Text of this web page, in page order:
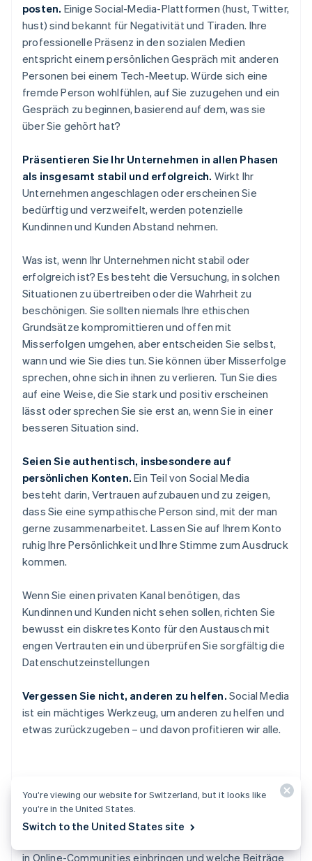
posten. Einige Social-Media-Plattformen (hust, Twitter,
hust) sind bekannt für Negativität und Tiraden. Ihre
professionelle Präsenz in den sozialen Medien
entspricht einem persönlichen Gespräch mit anderen
Personen bei einem Tech-Meetup. Würde sich eine
fremde Person wohlfühlen, auf Sie zuzugehen und ein
Gespräch zu beginnen, basierend auf dem, was sie
über Sie gehört hat?
Präsentieren Sie Ihr Unternehmen in allen Phasen
als insgesamt stabil und erfolgreich. Wirkt Ihr
Unternehmen angeschlagen oder erscheinen Sie
bedürftig und verzweifelt, werden potenzielle
Kundinnen und Kunden Abstand nehmen.
Was ist, wenn Ihr Unternehmen nicht stabil oder
erfolgreich ist? Es besteht die Versuchung, in solchen
Situationen zu übertreiben oder die Wahrheit zu
beschönigen. Sie sollten niemals Ihre ethischen
Grundsätze kompromittieren und offen mit
Misserfolgen umgehen, aber entscheiden Sie selbst,
wann und wie Sie dies tun. Sie können über Misserfolge
sprechen, ohne sich in ihnen zu verlieren. Tun Sie dies
auf eine Weise, die Sie stark und positiv erscheinen
lässt oder sprechen Sie sie erst an, wenn Sie in einer
besseren Situation sind.
Seien Sie authentisch, insbesondere auf
persönlichen Konten. Ein Teil von Social Media
besteht darin, Vertrauen aufzubauen und zu zeigen,
dass Sie eine sympathische Person sind, mit der man
gerne zusammenarbeitet. Lassen Sie auf Ihrem Konto
ruhig Ihre Persönlichkeit und Ihre Stimme zum Ausdruck
kommen.
Wenn Sie einen privaten Kanal benötigen, das
Kundinnen und Kunden nicht sehen sollen, richten Sie
bewusst ein diskretes Konto für den Austausch mit
engen Vertrauten ein und überprüfen Sie sorgfältig die
Datenschutzeinstellungen
Vergessen Sie nicht, anderen zu helfen. Social Media
ist ein mächtiges Werkzeug, um anderen zu helfen und
etwas zurückzugeben – und davon profitieren wir alle.
Weitere erste Eindrücke online
Online-Communities:Slack-Gruppen, Open-Source-
in Online-Communities einbringen und welche Beiträge
You’re viewing our website for Switzerland, but it looks like
you’re in the United States.
Switch to the United States site